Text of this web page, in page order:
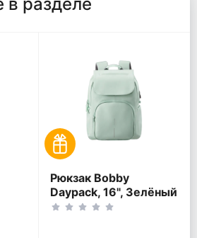
в разделе
Рюкзак Bobby
Daypack, 16", Зелёный